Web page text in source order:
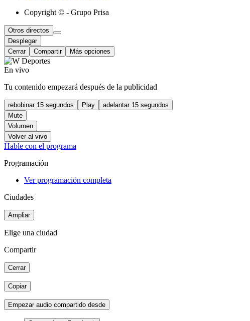
Copyright © - Grupo Prisa
Otros directos
Desplegar
Cerrar
Compartir Más opciones
En vivo
Tu contenido empezará después de la publicidad
rebobinar 15 segundos Play
adelantar 15 segundos
Mute
Volumen
Volver al vivo
Hable con el programa
Programación
Ver programación completa
Ciudades
Ampliar
Elige una ciudad
Compartir
Cerrar
Copiar
Empezar audio compartido desde